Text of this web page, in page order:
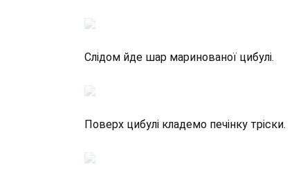
Слідом йде шар маринованої цибулі.
Поверх цибулі кладемо печінку тріски.